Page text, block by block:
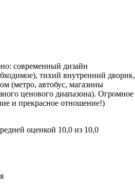
современный дизайн
тихий внутренний дворик,
(метро, автобус, магазины
ценового диапазона). Огромное
и прекрасное отношение!)
оценкой 10,0 из 10,0